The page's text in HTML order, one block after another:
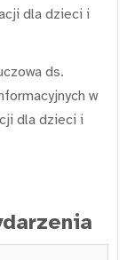
dla dzieci i
ds.
w
dla dzieci i